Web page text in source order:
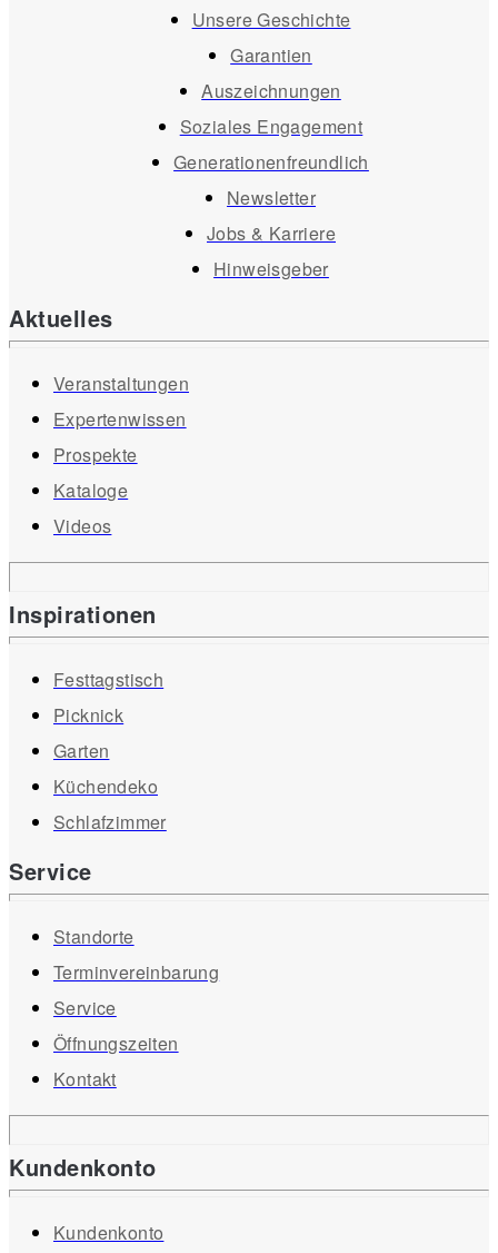
Unsere Geschichte
Garantien
Auszeichnungen
Soziales Engagement
Generationenfreundlich
Newsletter
Jobs & Karriere
Hinweisgeber
Aktuelles
Veranstaltungen
Expertenwissen
Prospekte
Kataloge
Videos
Inspirationen
Festtagstisch
Picknick
Garten
Küchendeko
Schlafzimmer
Service
Standorte
Terminvereinbarung
Service
Öffnungszeiten
Kontakt
Kundenkonto
Kundenkonto